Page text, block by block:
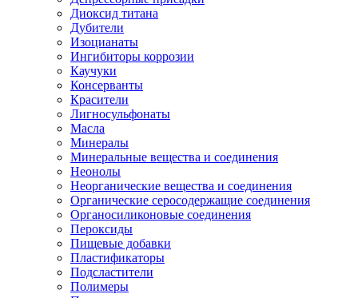
Диоксид титана
Дубители
Изоцианаты
Ингибиторы коррозии
Каучуки
Консерванты
Красители
Лигносульфонаты
Масла
Минералы
Минеральные вещества и соединения
Неонолы
Неорганические вещества и соединения
Органические серосодержащие соединения
Органосиликоновые соединения
Пероксиды
Пищевые добавки
Пластификаторы
Подсластители
Полимеры